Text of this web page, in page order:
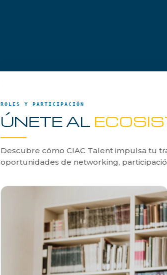
ROLES Y PARTICIPACIÓN
ÚNETE AL
Descubre cómo CIAC Talent impulsa tu
oportunidades de networking,